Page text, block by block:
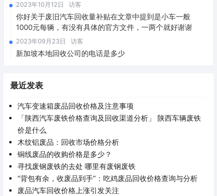
2023年10月12日 访客
你好关于废旧汽车回收量补贴在文章中提到是小车一般
1000元每辆，有没有具体的官方文件，一两个就好谢谢
2023年09月23日 访客
新加坡本地回收公司的电话是多少
最近发表
汽车变速箱废品回收价格及注意事项
「陕西汽车废铁价格查询及回收渠道分析」 陕西车辆废铁
价是什么
木纹铝废品：回收市场价格分析
铜线废品的收购价格是多少？
寻找废钢废铁的去处 哪里有废钢废铁
“背包有余，收废品到手”：吃鸡废品回收价格查询与分析
废品汽车回收价格上涨引发关注